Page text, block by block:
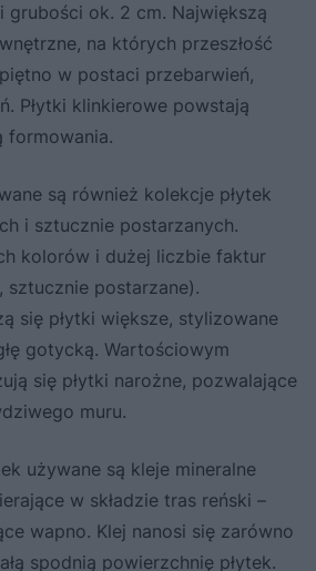
grubości ok. 2 cm. Największą
na których przeszłość
w postaci przebarwień,
Płytki klinkierowe powstają
formowania.
są również kolekcje płytek
i sztucznie postarzanych.
kolorów i dużej liczbie faktur
sztucznie postarzane).
się płytki większe, stylizowane
gotycką. Wartościowym
się płytki narożne, pozwalające
muru.
używane są kleje mineralne
w składzie tras reński –
wapno. Klej nanosi się zarówno
spodnią powierzchnię płytek.